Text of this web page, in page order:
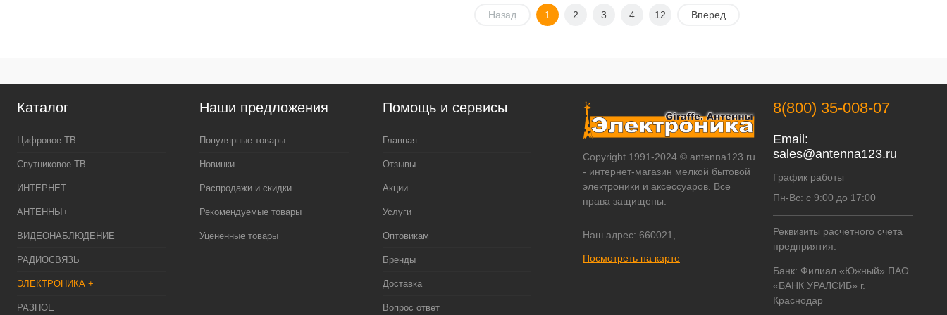
В избранное В наличии
В корзину
В избранное В наличии
В корзину
В избранное В наличии В избранное В наличии
Назад 1 2 3 4 12 Вперед
Каталог
Цифровое ТВ
Спутниковое ТВ
ИНТЕРНЕТ
АНТЕННЫ+
ВИДЕОНАБЛЮДЕНИЕ
РАДИОСВЯЗЬ
ЭЛЕКТРОНИКА +
РАЗНОЕ
Наши предложения
Популярные товары
Новинки
Распродажи и скидки
Рекомендуемые товары
Уцененные товары
Помощь и сервисы
Главная
Отзывы
Акции
Услуги
Оптовикам
Бренды
Доставка
Вопрос ответ
Copyright 1991-2024 © antenna123.ru
- интернет-магазин мелкой бытовой
электроники и аксессуаров. Все
права защищены.
Наш адрес: 660021,
Посмотреть на карте
8(800) 35-008-07
Email:
sales@antenna123.ru
График работы
Пн-Вс: с 9:00 до 17:00
Реквизиты расчетного счета
предприятия:
Банк: Филиал «Южный» ПАО
«БАНК УРАЛСИБ» г.
Краснодар